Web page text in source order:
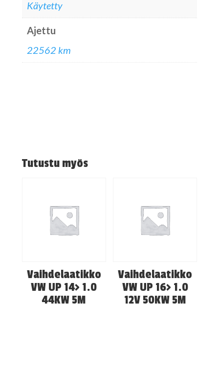
Käytetty
Ajettu
22562 km
Tutustu myös
Vaihdelaatikko
VW UP 14> 1.0
44KW 5M
Vaihdelaatikko
VW UP 16> 1.0
12V 50KW 5M